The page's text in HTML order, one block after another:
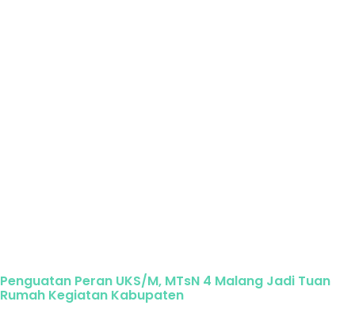
Penguatan Peran UKS/M, MTsN 4 Malang Jadi Tuan
Rumah Kegiatan Kabupaten